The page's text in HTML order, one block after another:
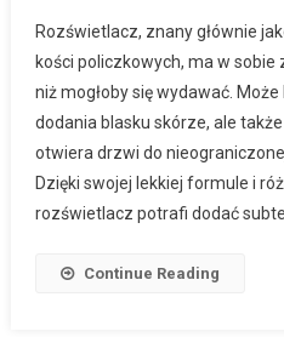
Rozświetlacz, znany głównie
kości policzkowych, ma w
niż mogłoby się wydawać.
dodania blasku skórze, ale
otwiera drzwi do
Dzięki swojej lekkiej formule i
rozświetlacz potrafi dodać
Continue Reading